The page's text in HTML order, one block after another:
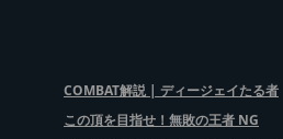
COMBAT解説 | ディージェイたる者
この頂を目指せ！無敗の王者 NG